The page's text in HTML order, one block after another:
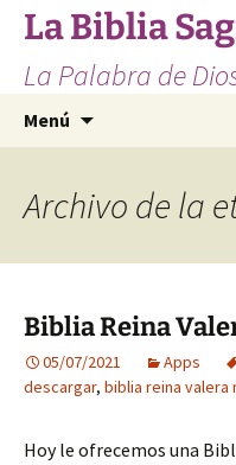
Saltar
contenido
La Biblia
La Palabra de
Menú
Archivo de la
Biblia Reina
05/07/2021 Apps
descargar, biblia reina valera
Hoy le ofrecemos una